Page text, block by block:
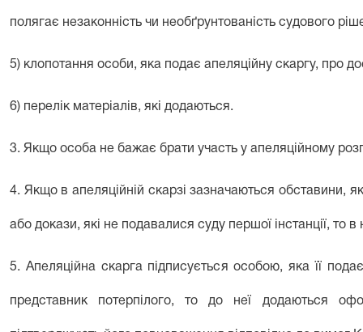
полягає незаконність чи необґрунтованість судового
5) клопотання особи, яка подає апеляційну скаргу, про
6) перелік матеріалів, які додаються.
3. Якщо особа не бажає брати участь у апеляційному
4. Якщо в апеляційній скарзі зазначаються обставини,
або докази, які не подавалися суду першої інстанції, то
5. Апеляційна скарга підписується особою, яка її
представник потерпілого, то до неї додаються